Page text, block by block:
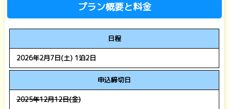
プラン概要と料金
日程
2026年2月7日(土) 1泊2日
申込締切日
2025年12月12日(金)